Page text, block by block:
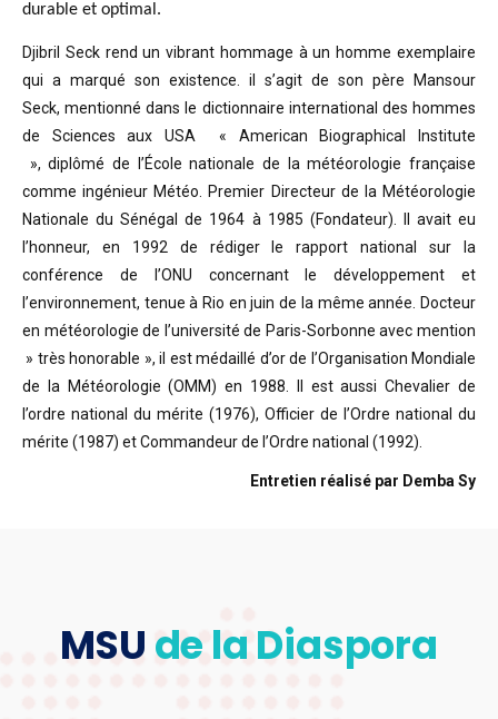
durable et optimal.
Djibril Seck rend un vibrant hommage à un homme exemplaire
qui a marqué son existence. il s’agit de son père Mansour
Seck,mentionné dans le dictionnaire international des hommes
de Sciences aux USA « American Biographical Institute
», diplômé de l’École nationale de la météorologie française
comme ingénieur Météo. Premier Directeur de la Météorologie
Nationale du Sénégal de 1964 à 1985 (Fondateur). Il avait eu
l’honneur, en 1992 de rédiger le rapport national sur la
conférence de l’ONU concernant le développement et
l’environnement, tenue à Rio en juin de la même année.
Docteur
en météorologie de l’université de Paris-Sorbonne avec mention
» très honorable », il est médaillé d’or de l’Organisation Mondiale
de la Météorologie (OMM) en 1988. Il est aussi Chevalier de
l’ordre national du mérite (1976), Officier de l’Ordre national du
mérite (1987) et Commandeur de l’Ordre national (1992).
Entretien réalisé par Demba Sy
MSU de la Diaspora